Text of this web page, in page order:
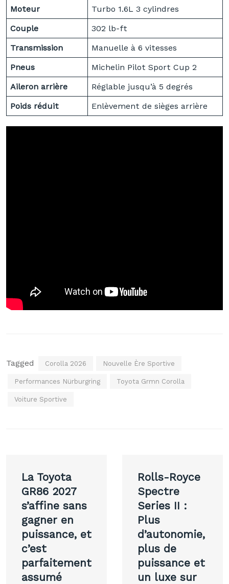
Moteur
Turbo 1.6L 3 cylindres
Couple
302 lb-ft
Transmission
Manuelle à 6 vitesses
Pneus
Michelin Pilot Sport Cup 2
Aileron arrière
Réglable jusqu’à 5 degrés
Poids réduit
Enlèvement de sièges arrière
Tagged Corolla 2026 Nouvelle Ère Sportive
Performances Nürburgring Toyota Grmn Corolla
Voiture Sportive
de
l’article
La Toyota
GR86 2027
s’affine sans
gagner en
puissance, et
c’est
parfaitement
assumé
Rolls-Royce
Spectre
Series II :
Plus
d’autonomie,
plus de
puissance et
un luxe sur